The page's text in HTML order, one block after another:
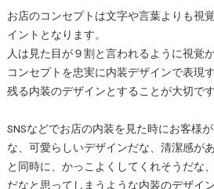
お店のコンセプトは文字や言葉よりも視
イントとなります。
人は見た目が９割と言われるように視覚
コンセプトを忠実に内装デザインで表現
残る内装のデザインとすることが大切です
SNSなどでお店の内装を見た時にお客様
な、可愛らしいデザインだな、清潔感が
と同時に、かっこよくしてくれそうだな
だなと思ってしまうような内装のデザイ